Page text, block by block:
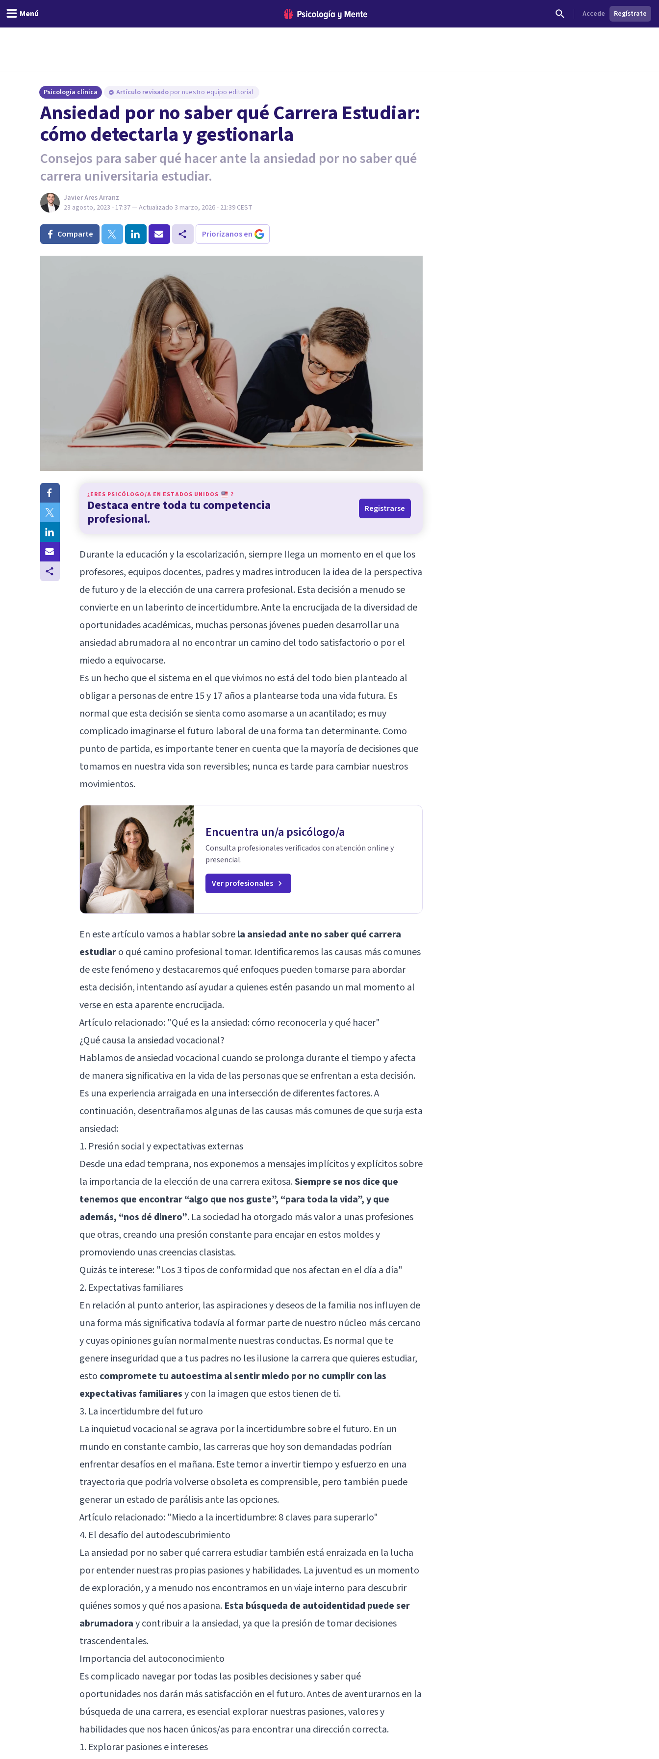
Menú Accede Regístrate
Psicología clínica Artículo revisado por nuestro equipo editorial
Ansiedad por no saber qué Carrera Estudiar:
cómo detectarla y gestionarla
Consejos para saber qué hacer ante la ansiedad por no saber qué
carrera universitaria estudiar.
Javier Ares Arranz
23 agosto, 2023 - 17:37— Actualizado 3 marzo, 2026 - 21:39 CEST
Comparte Priorízanos en
¿ERES PSICÓLOGO/A EN ESTADOS UNIDOS ?
Destaca entre toda tu competencia
profesional.
Registrarse
Durante la educación y la escolarización, siempre llega un momento en el que los
profesores, equipos docentes, padres y madres introducen la idea de la perspectiva
de futuro y de la elección de una carrera profesional. Esta decisión a menudo se
convierte en un laberinto de incertidumbre. Ante la encrucijada de la diversidad de
oportunidades académicas, muchas personas jóvenes pueden desarrollar una
ansiedad abrumadora al no encontrar un camino del todo satisfactorio o por el
miedo a equivocarse.
Es un hecho que el sistema en el que vivimos no está del todo bien planteado al
obligar a personas de entre 15 y 17 años a plantearse toda una vida futura. Es
normal que esta decisión se sienta como asomarse a un acantilado; es muy
complicado imaginarse el futuro laboral de una forma tan determinante. Como
punto de partida, es importante tener en cuenta que la mayoría de decisiones que
tomamos en nuestra vida son reversibles; nunca es tarde para cambiar nuestros
movimientos.
Encuentra un/a psicólogo/a
Consulta profesionales verificados con atención online y
presencial.
Ver profesionales
En este artículo vamos a hablar sobrela ansiedad ante no saber qué carrera
estudiaro qué camino profesional tomar. Identificaremos las causas más comunes
de este fenómeno y destacaremos qué enfoques pueden tomarse para abordar
esta decisión, intentando así ayudar a quienes estén pasando un mal momento al
verse en esta aparente encrucijada.
Artículo relacionado: "Qué es la ansiedad: cómo reconocerla y qué hacer"
¿Qué causa la ansiedad vocacional?
Hablamos de ansiedad vocacional cuando se prolonga durante el tiempo y afecta
de manera significativa en la vida de las personas que se enfrentan a esta decisión.
Es una experiencia arraigada en una intersección de diferentes factores. A
continuación, desentrañamos algunas de las causas más comunes de que surja esta
ansiedad:
1. Presión social y expectativas externas
Desde una edad temprana, nos exponemos a mensajes implícitos y explícitos sobre
la importancia de la elección de una carrera exitosa.Siempre se nos dice que
tenemos que encontrar “algo que nos guste”, “para toda la vida”, y que
además, “nos dé dinero”. La sociedad ha otorgado más valor a unas profesiones
que otras, creando una presión constante para encajar en estos moldes y
promoviendo unas creencias clasistas.
Quizás te interese: "Los 3 tipos de conformidad que nos afectan en el día a día"
2. Expectativas familiares
En relación al punto anterior, las aspiraciones y deseos de la familia nos influyen de
una forma más significativa todavía al formar parte de nuestro núcleo más cercano
y cuyas opiniones guían normalmente nuestras conductas. Es normal que te
genere inseguridad que a tus padres no les ilusione la carrera que quieres estudiar,
esto compromete tu autoestima al sentir miedo por no cumplir con las
expectativas familiaresy con la imagen que estos tienen de ti.
3. La incertidumbre del futuro
La inquietud vocacional se agrava por la incertidumbre sobre el futuro. En un
mundo en constante cambio, las carreras que hoy son demandadas podrían
enfrentar desafíos en el mañana. Este temor a invertir tiempo y esfuerzo en una
trayectoria que podría volverse obsoleta es comprensible, pero también puede
generar un estado de parálisis ante las opciones.
Artículo relacionado: "Miedo a la incertidumbre: 8 claves para superarlo"
4. El desafío del autodescubrimiento
La ansiedad por no saber qué carrera estudiar también está enraizada en la lucha
por entender nuestras propias pasiones y habilidades. La juventud es un momento
de exploración, y a menudo nos encontramos en un viaje interno para descubrir
quiénes somos y qué nos apasiona. Esta búsqueda de autoidentidad puede ser
abrumadoray contribuir a la ansiedad, ya que la presión de tomar decisiones
trascendentales.
Importancia del autoconocimiento
Es complicado navegar por todas las posibles decisiones y saber qué
oportunidades nos darán más satisfacción en el futuro. Antes de aventurarnos en la
búsqueda de una carrera, es esencial explorar nuestras pasiones, valores y
habilidades que nos hacen únicos/as para encontrar una dirección correcta.
1. Explorar pasiones e intereses